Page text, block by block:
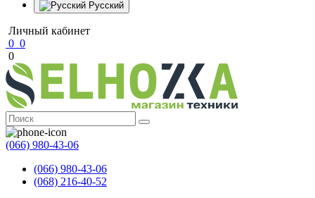
Русский
Личный кабинет
0 0
0
(066) 980-43-06
(066) 980-43-06
(068) 216-40-52